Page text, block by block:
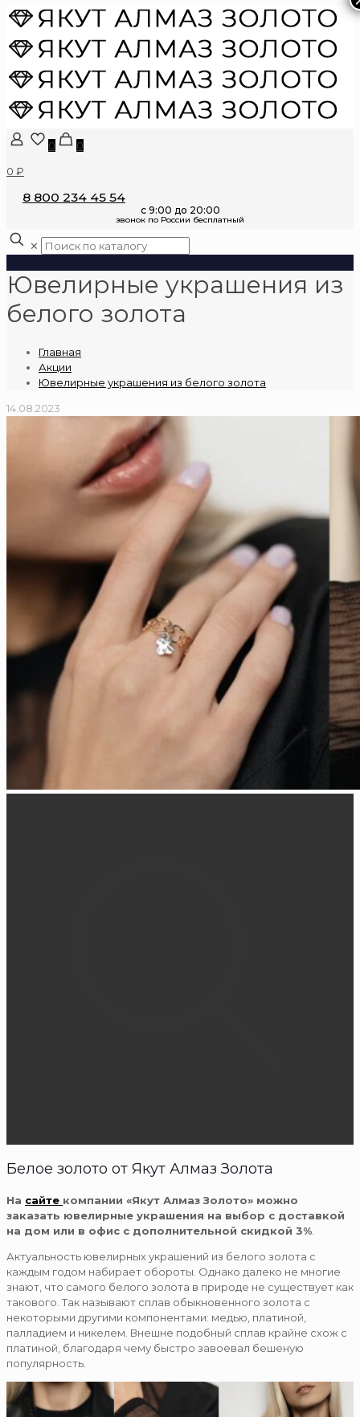
0
0
0 ₽
8 800 234 45 54
✕
Ювелирные украшения из
белого золота
Главная
Акции
Ювелирные украшения из белого золота
14.08.2023
Белое золото от Якут Алмаз Золота
На сайте компании «Якут Алмаз Золото» можно
заказать ювелирные украшения на выбор с доставкой
на дом или в офис с дополнительной скидкой 3%
Актуальность ювелирных украшений из белого золота с
каждым годом набирает обороты. Однако далеко не многие
знают, что самого белого золота в природе не существует как
такового. Так называют сплав обыкновенного золота с
некоторыми другими компонентами: медью, платиной,
палладием и никелем. Внешне подобный сплав крайне схож с
платиной, благодаря чему быстро завоевал бешеную
популярность.